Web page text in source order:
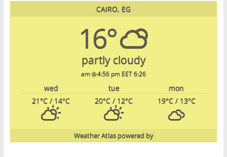
CAIRO, EG
16°
partly cloudy
6:26 am
4:56 pm EET
mon
tue
wed
19°C/ 13°C
20°C / 12°C
21°C / 14°C
powered by
Weather Atlas